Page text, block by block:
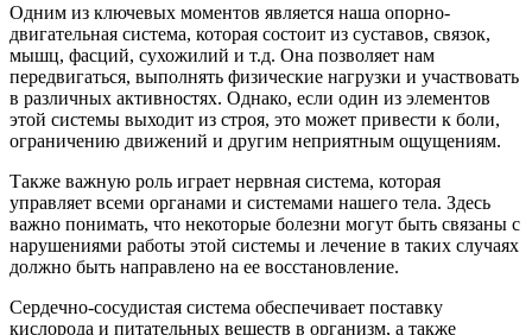
Одним из ключевых моментов является наша опорно-
двигательная система, которая состоит из суставов, связок,
мышц, фасций, сухожилий и т.д. Она позволяет нам
передвигаться, выполнять физические нагрузки и участвовать
в различных активностях. Однако, если один из элементов
этой системы выходит из строя, это может привести к боли,
ограничению движений и другим неприятным ощущениям.
Также важную роль играет нервная система, которая
управляет всеми органами и системами нашего тела. Здесь
важно понимать, что некоторые болезни могут быть связаны с
нарушениями работы этой системы и лечение в таких случаях
должно быть направлено на ее восстановление.
Сердечно-сосудистая система обеспечивает поставку
кислорода и питательных веществ в организм, а также